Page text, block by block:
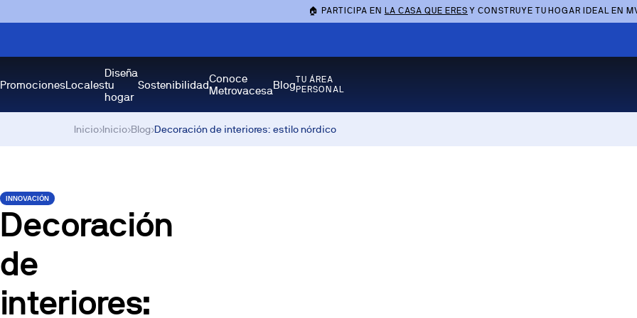
🏠 PARTICIPA EN LA CASA QUE ERES Y CONSTRUYE TU HOGAR IDEAL EN
PromocionesLocales
Diseña
tu
hogar
SostenibilidadConoce
MetrovacesaBlogTU ÁREA
PERSONAL
Inicio›Inicio›Blog›Decoración de interiores: estilo nórdico
INNOVACIÓN
Decoración
de
interiores: